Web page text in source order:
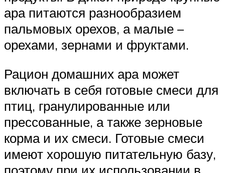
ара питаются разнообразием
пальмовых орехов, а малые –
орехами, зернами и фруктами.
Рацион домашних ара может
включать в себя готовые смеси для
птиц, гранулированные или
прессованные, а также зерновые
корма и их смеси. Готовые смеси
имеют хорошую питательную базу,
поэтому при их использовании в